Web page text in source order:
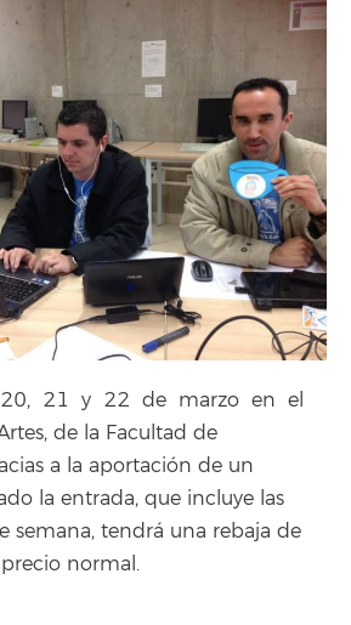
20, 21 y 22 de marzo en el
de la Facultad de
a la aportación de un
la entrada, que incluye las
semana, tendrá una rebaja de
normal.